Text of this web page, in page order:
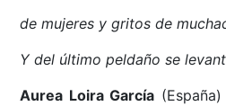
de mujeres y gritos de
Y del último peldaño se
Aurea Loira García